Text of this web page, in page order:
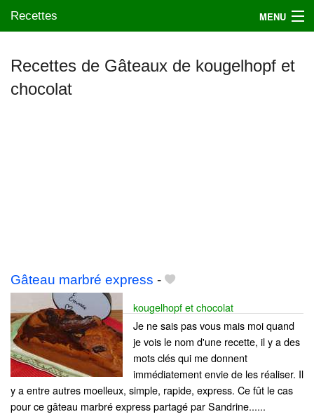
Recettes MENU
Mes blogs préférés
Recettes de Gâteaux de kougelhopf et
chocolat
Gâteau marbré express -
kougelhopf et chocolat
Je ne sais pas vous mais moi quand
je vois le nom d'une recette, il y a des
mots clés qui me donnent
immédiatement envie de les réaliser. Il
y a entre autres moelleux, simple, rapide, express. Ce fût le cas
pour ce gâteau marbré express partagé par Sandrine......